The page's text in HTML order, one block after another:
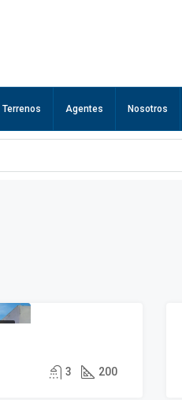
Terrenos Agentes Nosotros
3 200